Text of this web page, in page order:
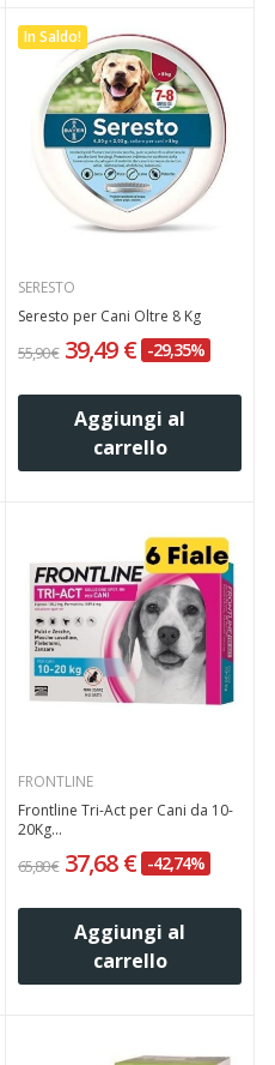
In Saldo!
SERESTO
Seresto per Cani Oltre 8 Kg
55,90 € 39,49 € -29,35%
Aggiungi al
carrello
FRONTLINE
Frontline Tri-Act per Cani da 10-
20Kg...
65,80 € 37,68 € -42,74%
Aggiungi al
carrello